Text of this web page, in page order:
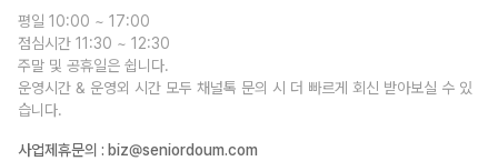
평일 10:00 ~ 17:00
점심시간 11:30 ~ 12:30
주말 및 공휴일은 쉽니다.
운영시간 & 운영외 시간 모두 채널톡 문의 시 더 빠르게 회신 받아보실 수 있
습니다.
사업제휴문의 : biz@seniordoum.com